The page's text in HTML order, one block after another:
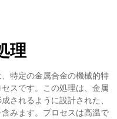
理
特定の金属合金の機械的特
スです。この処理は、金属
されるように設計された、
みます。プロセスは高温で